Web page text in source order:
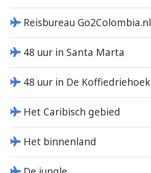
Reisbureau Go2Colombia.nl
48 uur in Santa Marta
48 uur in De Koffiedriehoek
Het Caribisch gebied
Het binnenland